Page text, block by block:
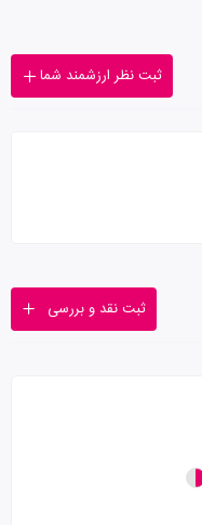
ثبت نظر ارزشمند شما
ثبت نقد و بررسی